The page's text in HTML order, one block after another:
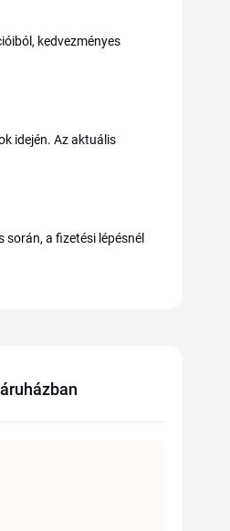
kedvezményes
idején. Az aktuális
a fizetési lépésnél